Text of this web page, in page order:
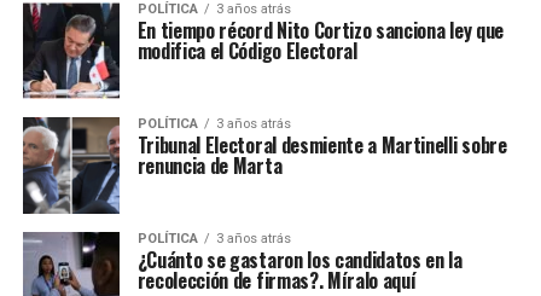
POLÍTICA 3 años atrás
En tiempo récord Nito Cortizo sanciona ley que
modifica el Código Electoral
POLÍTICA 3 años atrás
Tribunal Electoral desmiente a Martinelli sobre
renuncia de Marta
POLÍTICA 3 años atrás
¿Cuánto se gastaron los candidatos en la
recolección de firmas?. Míralo aquí